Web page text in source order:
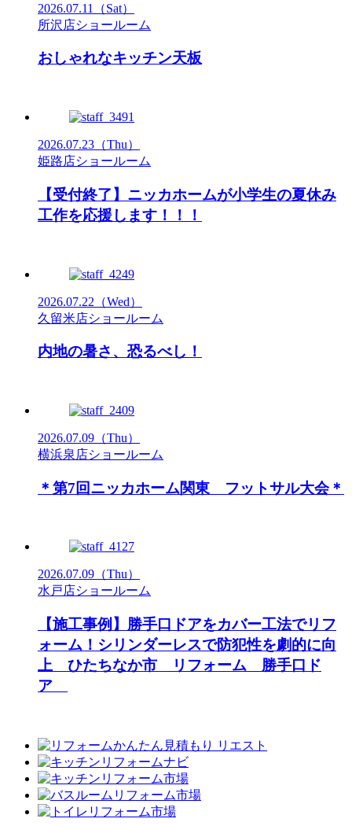
2026.07.11
（Sat）
所沢店ショールーム
おしゃれなキッチン天板
2026.07.23 （Thu）
姫路店ショールーム
【受付終了】ニッカホームが小学生の夏休み
工作を応援します！！！
2026.07.22 （Wed）
久留米店ショールーム
内地の暑さ、恐るべし！
2026.07.09 （Thu）
横浜泉店ショールーム
＊第7回ニッカホーム関東 フットサル大会＊
2026.07.09 （Thu）
水戸店ショールーム
【施工事例】勝手口ドアをカバー工法でリフ
ォーム！シリンダーレスで防犯性を劇的に向
上 ひたちなか市 リフォーム 勝手口ド
ア